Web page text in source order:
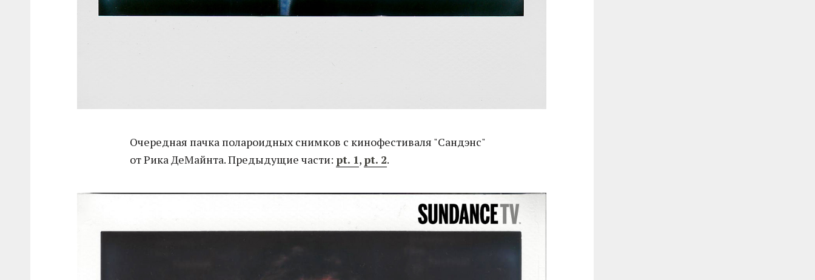
Очередная пачка полароидных снимков с кинофестиваля "Сандэнс"
от Рика ДеМайнта. Предыдущие части: pt. 1, pt. 2.